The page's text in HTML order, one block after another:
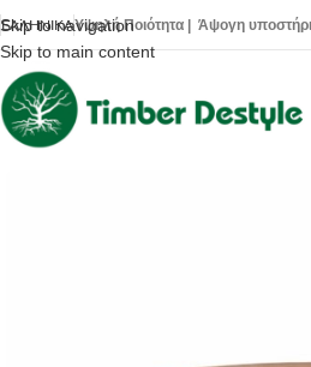
Skip to navigation
Skip to main content
ΕΛΛΗΝΙΚΆΥψηλή Ποιότητα | Άψογη